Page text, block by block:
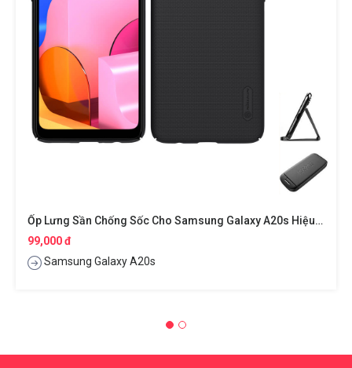
Ốp Lưng Sần Chống Sốc Cho Samsung Galaxy A20s Hiệu Nillkin Super Frosted Shield
99,000 đ
Samsung Galaxy A20s